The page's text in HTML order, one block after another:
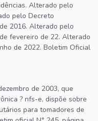
Alterado pelo
pelo Decreto
2016. Alterado pelo
fevereiro de 22. Alterado
de 2022. Boletim Oficial
de 2003, que
? nfs-e, dispõe sobre
para tomadores de